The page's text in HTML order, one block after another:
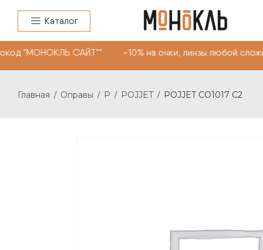
Каталог
"МОНОКЛЬ САЙТ"" -10% на очки, линзы любой
Главная / Оправы / P / POJJET / POJJET CO1017 C2